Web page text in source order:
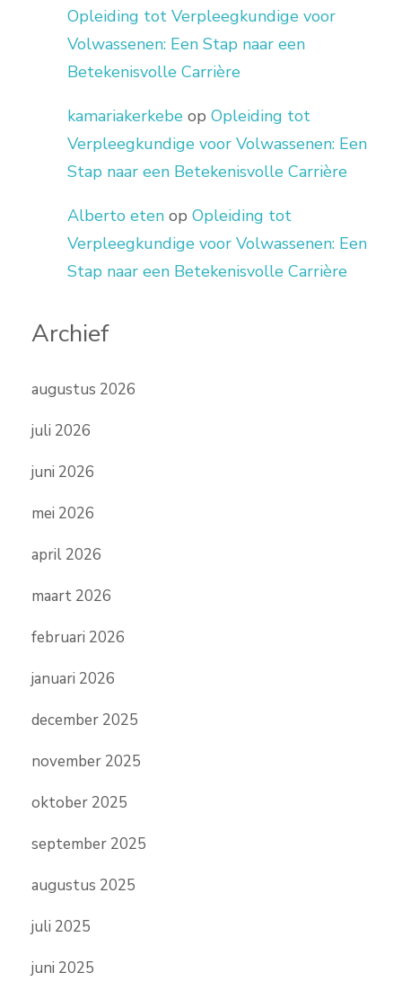
Opleiding tot Verpleegkundige voor
Volwassenen: Een Stap naar een
Betekenisvolle Carrière
kamariakerkebe op Opleiding tot
Verpleegkundige voor Volwassenen: Een
Stap naar een Betekenisvolle Carrière
Alberto eten op Opleiding tot
Verpleegkundige voor Volwassenen: Een
Stap naar een Betekenisvolle Carrière
Archief
augustus 2026
juli 2026
juni 2026
mei 2026
april 2026
maart 2026
februari 2026
januari 2026
december 2025
november 2025
oktober 2025
september 2025
augustus 2025
juli 2025
juni 2025